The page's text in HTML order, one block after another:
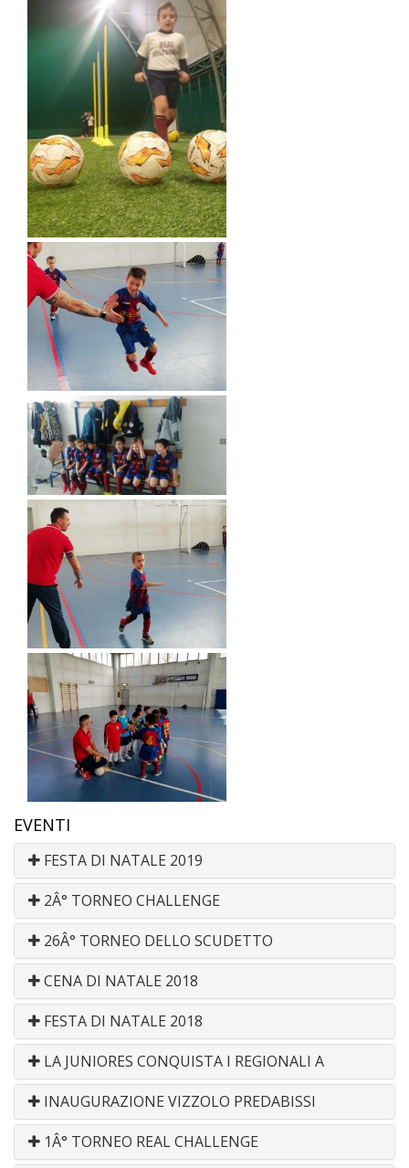
EVENTI
FESTA DI NATALE 2019
2Â° TORNEO CHALLENGE
26Â° TORNEO DELLO SCUDETTO
CENA DI NATALE 2018
FESTA DI NATALE 2018
LA JUNIORES CONQUISTA I REGIONALI A
INAUGURAZIONE VIZZOLO PREDABISSI
1Â° TORNEO REAL CHALLENGE